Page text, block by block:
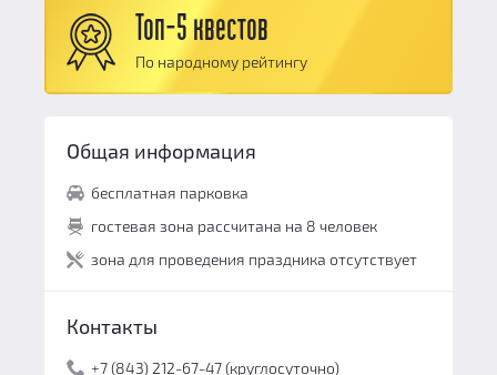
Персонал и безопасность:
Общий балл:
Топ-5 квестов
По народному рейтингу
Общая информация
бесплатная парковка
гостевая зона рассчитана на 8 человек
зона для проведения праздника отсутствует
Контакты
+7 (843) 212-67-47 (круглосуточно)